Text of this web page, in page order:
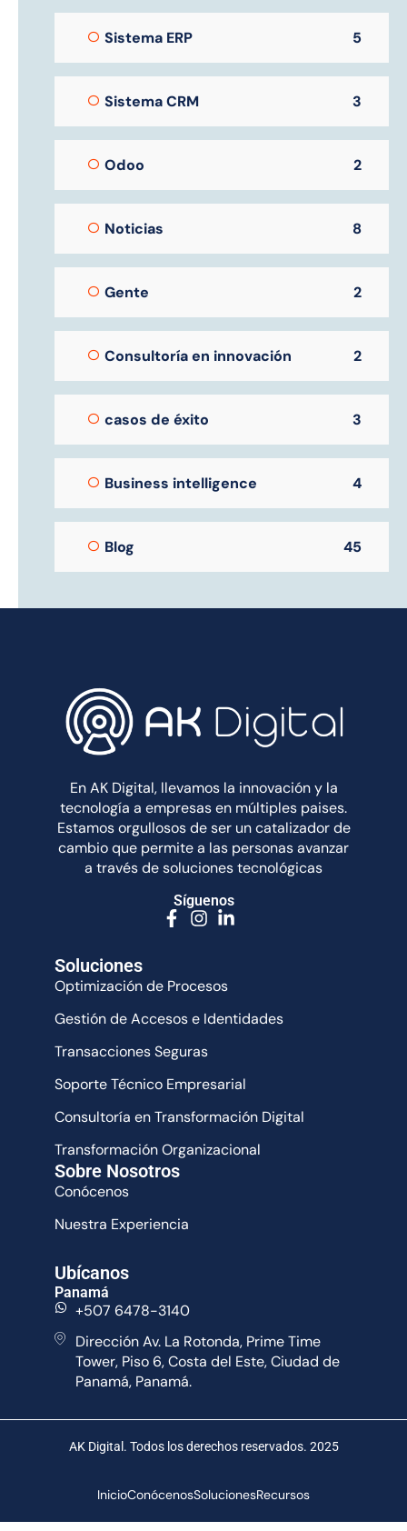
Sistema ERP 5
Sistema CRM 3
Odoo 2
Noticias 8
Gente 2
Consultoría en innovación 2
casos de éxito 3
Business intelligence 4
Blog 45
En AK Digital, llevamos la innovación y la
tecnología a empresas en múltiples paises.
Estamos orgullosos de ser un catalizador de
cambio que permite a las personas avanzar
a través de soluciones tecnológicas
Síguenos
Soluciones
Optimización de Procesos
Gestión de Accesos e Identidades
Transacciones Seguras
Soporte Técnico Empresarial
Consultoría en Transformación Digital
Transformación Organizacional
Sobre Nosotros
Conócenos
Nuestra Experiencia
Ubícanos
Panamá
+507 6478-3140
Dirección Av. La Rotonda, Prime Time
Tower, Piso 6, Costa del Este, Ciudad de
Panamá, Panamá.
AK Digital. Todos los derechos reservados. 2025
InicioConócenosSolucionesRecursos